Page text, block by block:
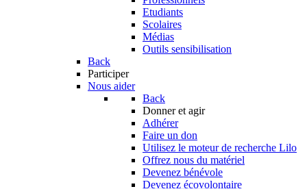
Etudiants
Scolaires
Médias
Outils sensibilisation
Back
Participer
Nous aider
Back
Donner et agir
Adhérer
Faire un don
Utilisez le moteur de recherche Lilo
Offrez nous du matériel
Devenez bénévole
Devenez écovolontaire